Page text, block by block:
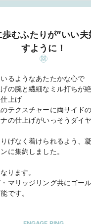
むふたりが”いい夫
すように！
るようなあたたかな心で
の腕と繊細なミル打ちが
上げ
テクスチャーに両サイド
の仕上げがいっそうダイ
げなく着けられるよう、
に集約しました。
ります。
マリッジリング共にゴー
です。